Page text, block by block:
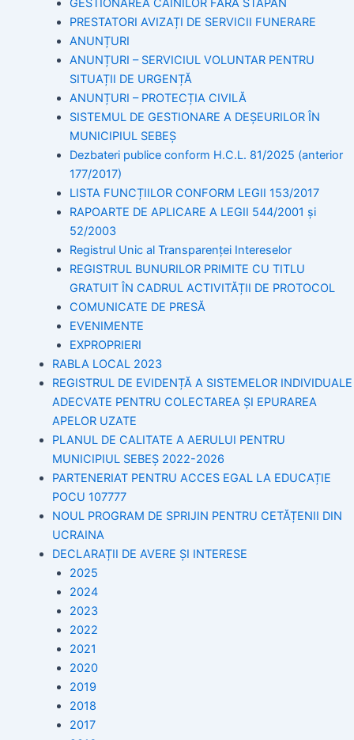
GESTIONAREA CÂINILOR FĂRĂ STĂPÂN
PRESTATORI AVIZAȚI DE SERVICII FUNERARE
ANUNȚURI
ANUNȚURI – SERVICIUL VOLUNTAR PENTRU
SITUAȚII DE URGENȚĂ
ANUNȚURI – PROTECȚIA CIVILĂ
SISTEMUL DE GESTIONARE A DEȘEURILOR ÎN
MUNICIPIUL SEBEȘ
Dezbateri publice conform H.C.L. 81/2025 (anterior
177/2017)
LISTA FUNCȚIILOR CONFORM LEGII 153/2017
RAPOARTE DE APLICARE A LEGII 544/2001 și
52/2003
Registrul Unic al Transparenței Intereselor
REGISTRUL BUNURILOR PRIMITE CU TITLU
GRATUIT ÎN CADRUL ACTIVITĂȚII DE PROTOCOL
COMUNICATE DE PRESĂ
EVENIMENTE
EXPROPRIERI
RABLA LOCAL 2023
REGISTRUL DE EVIDENȚĂ A SISTEMELOR INDIVIDUALE
ADECVATE PENTRU COLECTAREA ȘI EPURAREA
APELOR UZATE
PLANUL DE CALITATE A AERULUI PENTRU
MUNICIPIUL SEBEȘ 2022-2026
PARTENERIAT PENTRU ACCES EGAL LA EDUCAȚIE
POCU 107777
NOUL PROGRAM DE SPRIJIN PENTRU CETĂȚENII DIN
UCRAINA
DECLARAȚII DE AVERE ȘI INTERESE
2025
2024
2023
2022
2021
2020
2019
2018
2017